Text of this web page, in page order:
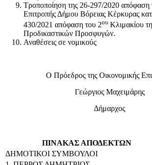
Τροποποίηση της 26-297/2020 απόφαση
Επιτροπής Δήμου Βόρειας Κέρκυρας
430/2021 απόφαση του 2ου Κλιμακίου
Προδικαστικών Προσφυγών.
Αναθέσεις σε νομικούς
Ο Πρόεδρος της Οικονομικής
Γεώργιος Μαχειμάρης
Δήμαρχος
ΠΙΝΑΚΑΣ ΑΠΟΔΕΚΤΩΝ
ΔΗΜΟΤΙΚΟΙ ΣΥΜΒΟΥΛΟΙ